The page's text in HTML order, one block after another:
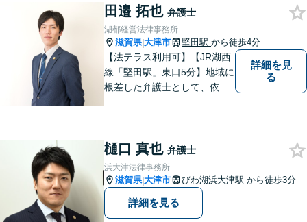
あり】
田邉 拓也 弁護士
湖都経営法律事務所
滋賀県|大津市 堅田駅 から徒歩4分
【法テラス利用可】【JR湖西
線「堅田駅」東口5分】地域に
根差した弁護士として、依頼
ます。弁護士に依頼するのは
敷居が高いとお考えの方も、
まずは一度ご相談ください。
詳細を見
る
樋口 真也 弁護士
浜大津法律事務所
滋賀県|大津市 びわ湖浜大津駅 から徒歩3分
詳細を見る